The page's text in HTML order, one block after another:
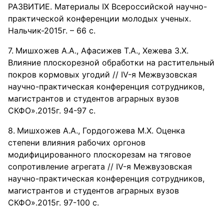
РАЗВИТИЕ. Материалы IX Всероссийской научно-
практической конференции молодых ученых.
Нальчик-2015г. – 66 с.
Мишхожев А.А., Афасижев Т.А., Хежева З.Х.
Влияние плоскорезной обработки на растительный
покров кормовых угодий // IV-я Межвузовская
научно-практическая конференция сотрудников,
магистрантов и студентов аграрных вузов
СКФО».2015г. 94-97 с.
Мишхожев А.А., Гордогожева М.Х. Оценка
степени влияния рабочих оргонов
модифицированного плоскорезам на тяговое
сопротивление агрегата // IV-я Межвузовская
научно-практическая конференция сотрудников,
магистрантов и студентов аграрных вузов
СКФО».2015г. 97-100 с.